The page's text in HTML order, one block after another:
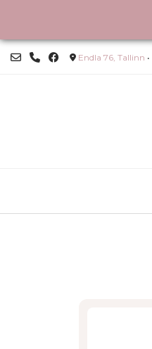
Skip
Endla 76, Tallinn •